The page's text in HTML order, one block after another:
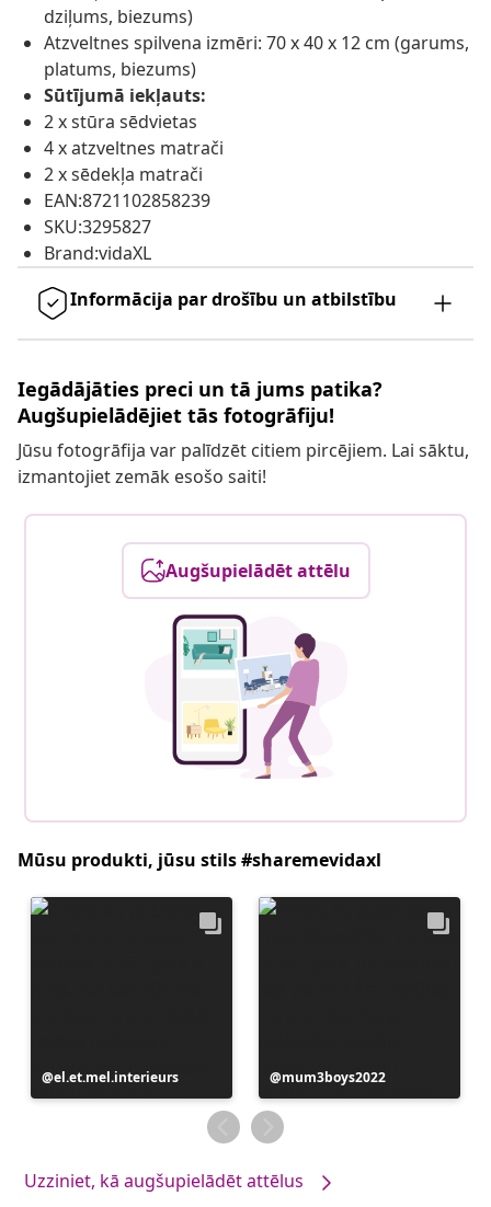
dziļums, biezums)
Atzveltnes spilvena izmēri: 70 x 40 x 12 cm (garums,
platums, biezums)
Sūtījumā iekļauts:
2 x stūra sēdvietas
4 x atzveltnes matrači
2 x sēdekļa matrači
EAN:8721102858239
SKU:3295827
Brand:vidaXL
Informācija par drošību un atbilstību
Iegādājāties preci un tā jums patika?
Augšupielādējiet tās fotogrāfiju!
Jūsu fotogrāfija var palīdzēt citiem pircējiem. Lai sāktu,
izmantojiet zemāk esošo saiti!
Augšupielādēt attēlu
Mūsu produkti, jūsu stils #sharemevidaxl
Ierakstu
publicējis
el.et.mel.interieurs
Ierakstu
publicējis
mum3boys2022
Uzziniet, kā augšupielādēt attēlus